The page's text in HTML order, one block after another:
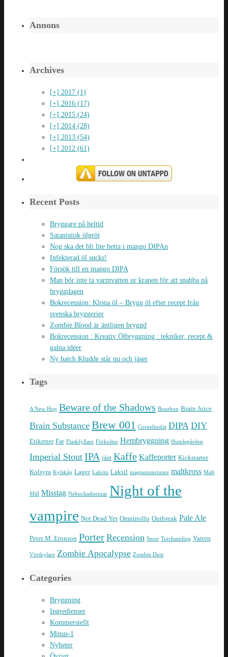
Annons
Archives
[+] 2017 (1)
[+] 2016 (17)
[+] 2015 (24)
[+] 2014 (28)
[+] 2013 (54)
[+] 2012 (61)
Recent Posts
Bryggare på heltid
Satanistisk ölgröt
Nog ska det bli lite hetta i mango DIPAn
Infekterad öl sucks!
Försök till en mango DIPA
Man bör inte ta varmvatten ur kranen för att snabba på
bryggdagen
Bokrecension: Klona öl – Brygg öl efter recept från
svenska bryggerier
Zombie Blood är äntligen bryggd
Bokrecension : Kreativ Ölbryggning : tekniker, recept &
galna idéer
Ny batch Kludde står nu och jäser
Tags
A New Hop Beware of the Shadows Bourbon Brain Juice
Brain Substance Brew 001 Corneliusfat DIPA DIY
Etiketter Fat Flaskfyllare Förkultur Hembryggning Humlegården
Imperial Stout IPA jäst Kaffe Kaffeporter Kickstarter
Kolsyra Kylskåp Lager Lakrits Laksil magnetomrörare maltkross Malt
Mill Misstag Nebuchadnezzar Night of the
vampire Not Dead Yet Omnipollo Outbreak Pale Ale
Peter M. Eronson Porter Recension Stout Torrhumling Vatten
Vörtkylare Zombie Apocalypse Zombie Dust
Categories
Bryggning
Ingredienser
Kommersiellt
Minus-1
Nyheter